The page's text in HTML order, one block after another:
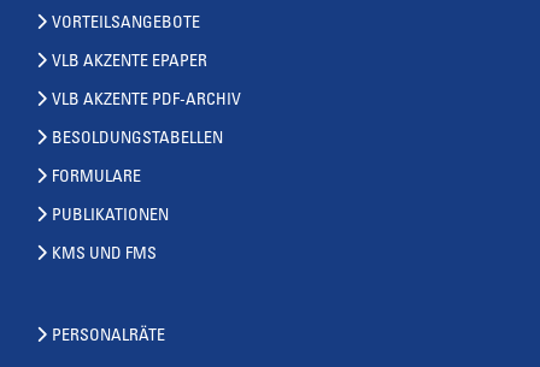
VORTEILSANGEBOTE
VLB AKZENTE EPAPER
VLB AKZENTE PDF-ARCHIV
BESOLDUNGSTABELLEN
FORMULARE
PUBLIKATIONEN
KMS UND FMS
PERSONALRÄTE